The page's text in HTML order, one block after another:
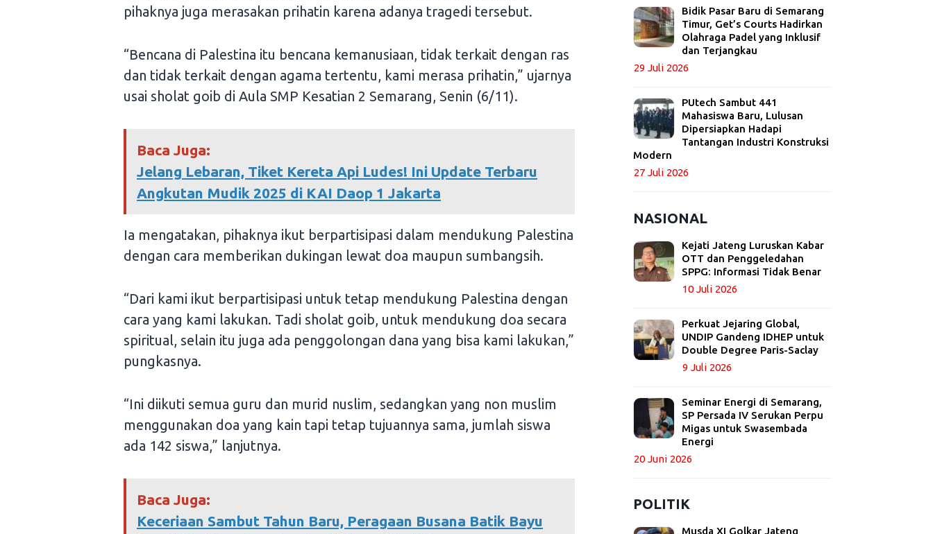
pihaknya juga merasakan prihatin karena adanya tragedi tersebut.
“Bencana di Palestina itu bencana kemanusiaan, tidak terkait dengan ras
dan tidak terkait dengan agama tertentu, kami merasa prihatin,” ujarnya
usai sholat goib di Aula SMP Kesatian 2 Semarang, Senin (6/11).
Baca Juga:
Jelang Lebaran, Tiket Kereta Api Ludes! Ini Update Terbaru
Angkutan Mudik 2025 di KAI Daop 1 Jakarta
Ia mengatakan, pihaknya ikut berpartisipasi dalam mendukung Palestina
dengan cara memberikan dukingan lewat doa maupun sumbangsih.
“Dari kami ikut berpartisipasi untuk tetap mendukung Palestina dengan
cara yang kami lakukan. Tadi sholat goib, untuk mendukung doa secara
spiritual, selain itu juga ada penggolongan dana yang bisa kami lakukan,”
pungkasnya.
“Ini diikuti semua guru dan murid nuslim, sedangkan yang non muslim
menggunakan doa yang kain tapi tetap tujuannya sama, jumlah siswa
ada 142 siswa,” lanjutnya.
Baca Juga:
Keceriaan Sambut Tahun Baru, Peragaan Busana Batik Bayu
Bidik Pasar Baru di Semarang
Timur, Get’s Courts Hadirkan
Olahraga Padel yang Inklusif
dan Terjangkau
29 Juli 2026
PUtech Sambut 441
Mahasiswa Baru, Lulusan
Dipersiapkan Hadapi
Tantangan Industri Konstruksi
Modern
27 Juli 2026
NASIONAL
Kejati Jateng Luruskan Kabar
OTT dan Penggeledahan
SPPG: Informasi Tidak Benar
10 Juli 2026
Perkuat Jejaring Global,
UNDIP Gandeng IDHEP untuk
Double Degree Paris-Saclay
9 Juli 2026
Seminar Energi di Semarang,
SP Persada IV Serukan Perpu
Migas untuk Swasembada
Energi
20 Juni 2026
POLITIK
Musda XI Golkar Jateng